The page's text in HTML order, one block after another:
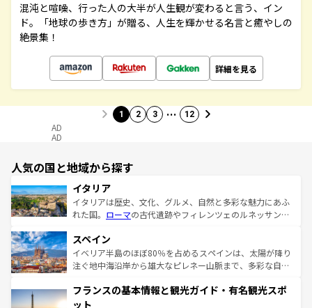
混沌と喧噪、行った人の大半が人生観が変わると言う、イン
ド。「地球の歩き方」が贈る、人生を輝かせる名言と癒やしの
絶景集！
詳細を見る
1 2 3 … 12
AD
AD
人気の国と地域から探す
イタリア
イタリアは歴史、文化、グルメ、自然と多彩な魅力にあふ
れた国。 ローマの古代遺跡やフィレンツェのルネッサンス
ろん、トスカーナの美しい田園風景やアマルフィ海岸の絶
景など、自然景観も見逃せない。観光の合間には、本場の
ピザやパスタなど、絶品のイタリア料理を堪能することも
ませてくれるイタリアで、忘れられない旅をしてみよう！
なお、新着のイタリア情報は
スペイン
イベリア半島のほぼ80％を占めるスペインは、太陽が降り
注ぐ地中海沿岸から雄大なピレネー山脈まで、多彩な自然
文化が根付くこの国では、情熱的なフラメンコ、熱気あふ
れる闘牛、そして美味しいタパスが生活の一部となってい
フランスの基本情報と観光ガイド・有名観光スポ
ット